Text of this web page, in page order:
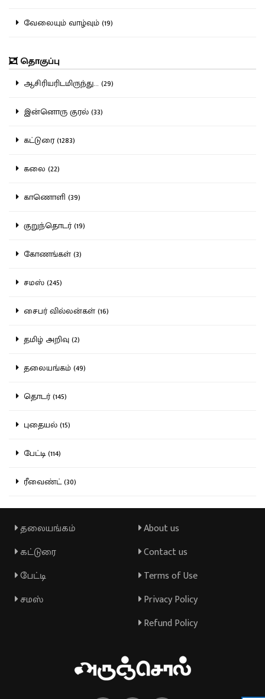
வேலையும் வாழ்வும் (19)
தொகுப்பு
ஆசிரியரிடமிருந்து... (29)
இன்னொரு குரல் (33)
கட்டுரை (1283)
கலை (22)
காணொளி (39)
குறுந்தொடர் (19)
கோணங்கள் (3)
சமஸ் (245)
சைபர் வில்லன்கள் (16)
தமிழ் அறிவு (2)
தலையங்கம் (49)
தொடர் (145)
புதையல் (15)
பேட்டி (114)
ரீவைண்ட் (30)
தலையங்கம்
கட்டுரை
பேட்டி
சமஸ்
About us
Contact us
Terms of Use
Privacy Policy
Refund Policy